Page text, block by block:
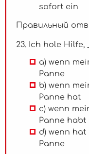
sofort ein
Правильный
23. Ich hole Hilfe,
a) wenn
Panne
b) wenn
Panne hat
c) wenn
Panne habt
d) wenn
Panne